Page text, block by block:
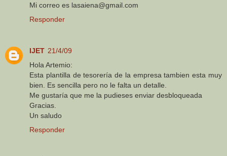
Mi correo es lasaiena@gmail.com
Responder
IJET 21/4/09
Hola Artemio:
Esta plantilla de tesorería de la empresa tambien esta muy
bien. Es sencilla pero no le falta un detalle.
Me gustaría que me la pudieses enviar desbloqueada
Gracias.
Un saludo
Responder